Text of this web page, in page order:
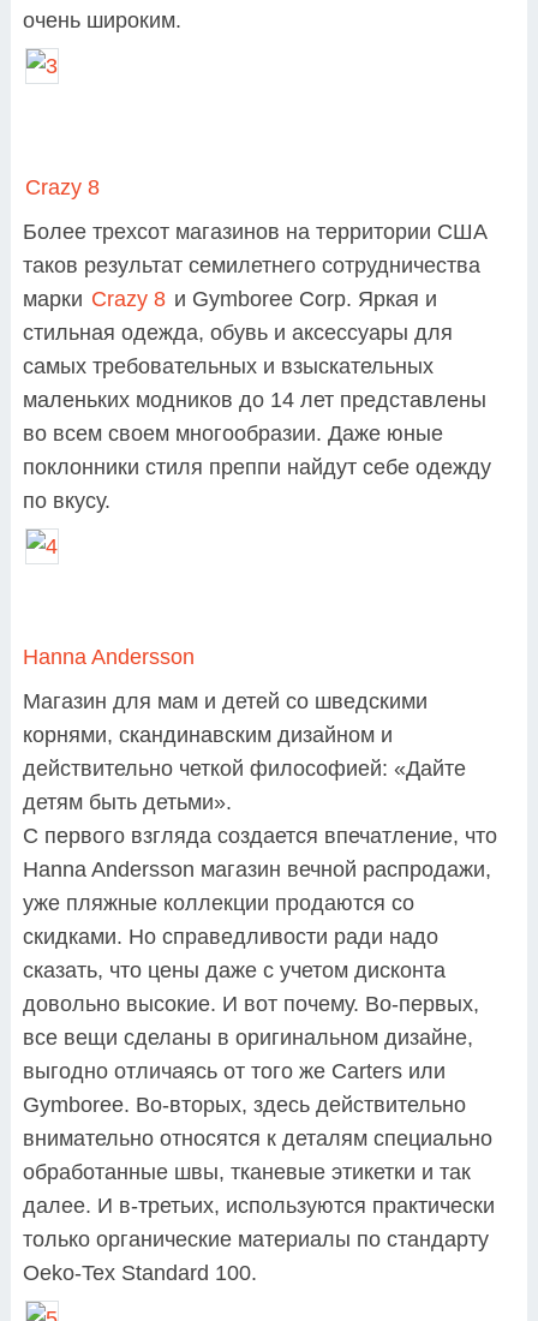
очень широким.
Crazy 8
Более трехсот магазинов на территории США
таков результат семилетнего сотрудничества
марки Crazy 8 и Gymboree Corp. Яркая и
стильная одежда, обувь и аксессуары для
самых требовательных и взыскательных
маленьких модников до 14 лет представлены
во всем своем многообразии. Даже юные
поклонники стиля преппи найдут себе одежду
по вкусу.
Hanna Andersson
Магазин для мам и детей со шведскими
корнями, скандинавским дизайном и
действительно четкой философией: «Дайте
детям быть детьми».
С первого взгляда создается впечатление, что
Hanna Andersson магазин вечной распродажи,
уже пляжные коллекции продаются со
скидками. Но справедливости ради надо
сказать, что цены даже с учетом дисконта
довольно высокие. И вот почему. Во-первых,
все вещи сделаны в оригинальном дизайне,
выгодно отличаясь от того же Carters или
Gymboree. Во-вторых, здесь действительно
внимательно относятся к деталям специально
обработанные швы, тканевые этикетки и так
далее. И в-третьих, используются практически
только органические материалы по стандарту
Oeko-Tex Standard 100.